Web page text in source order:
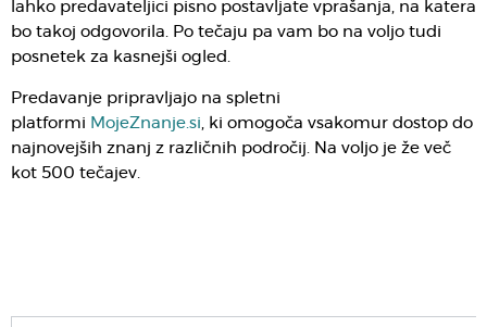
lahko predavateljici pisno postavljate vprašanja, na katera
bo takoj odgovorila. Po tečaju pa vam bo na voljo tudi
posnetek za kasnejši ogled.
Predavanje pripravljajo na spletni
platformi MojeZnanje.si , ki omogoča vsakomur dostop do
najnovejših znanj z različnih področij. Na voljo je že več
kot 500 tečajev.